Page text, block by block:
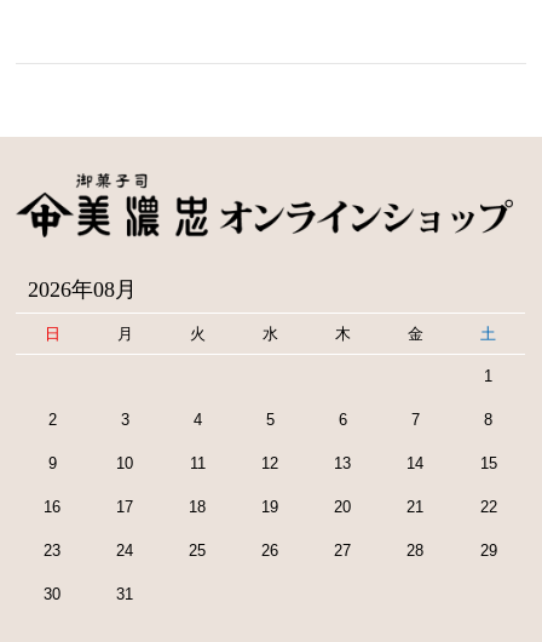
2026年08月
日 月 火 水 木 金 土
1
2 3 4 5 6 7 8
9 10 11 12 13 14 15
16 17 18 19 20 21 22
23 24 25 26 27 28 29
30 31